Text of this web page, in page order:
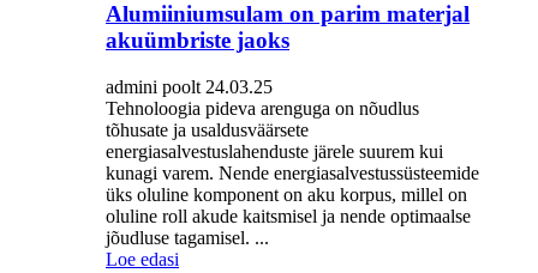
Alumiiniumsulam on parim materjal
akuümbriste jaoks
admini poolt 24.03.25
Tehnoloogia pideva arenguga on nõudlus
tõhusate ja usaldusväärsete
energiasalvestuslahenduste järele suurem kui
kunagi varem. Nende energiasalvestussüsteemide
üks oluline komponent on aku korpus, millel on
oluline roll akude kaitsmisel ja nende optimaalse
jõudluse tagamisel. ...
Loe edasi